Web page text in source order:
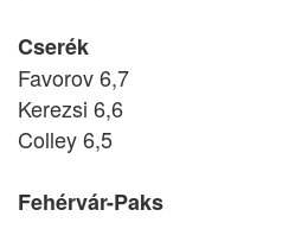
Cserék
Favorov 6,7
Kerezsi 6,6
Colley 6,5
Fehérvár-Paks